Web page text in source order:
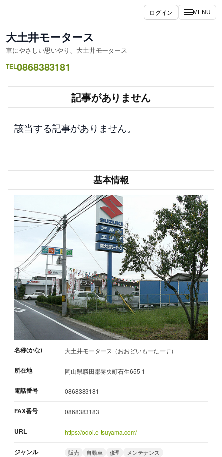
ス
キ
ッ
ログイン MENU
大土井モータース
車にやさしい思いやり、大土井モータース
TEL0868383181
記事がありません
該当する記事がありません。
基本情報
名称(かな) 大土井モータース（おおどいもーたーす）
所在地 岡山県勝田郡勝央町石生655-1
電話番号 0868383181
FAX番号 0868383183
URL https://odoi.e-tsuyama.com/
ジャンル 販売 自動車 修理 メンテナンス